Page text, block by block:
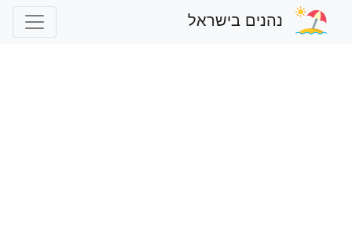
נהנים בישראל